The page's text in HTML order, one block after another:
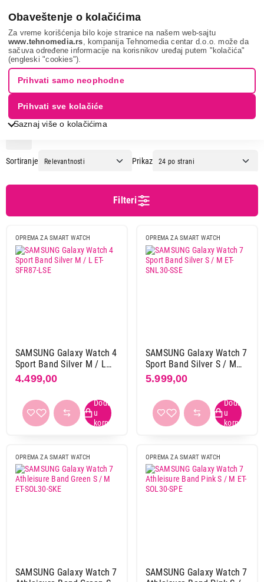
Obaveštenje o kolačićima
Za vreme korišćenja bilo koje stranice na našem web-sajtu
www.tehnomedia.rs , kompanija Tehnomedia centar d.o.o. može da
sačuva određene informacije na korisnikov uređaj putem "kolačića"
(engleski "cookies").
Saznaj više o kolačićima
Prihvati samo neophodne
Prihvati sve kolačiće
Mobilni telefoni i tableti Oprema za pametne satove
Narukvice
za pametne satove
Brend
Apple
Primeni filtere
NARUKVICE ZA PAMETNE SATOVE
Sortiranje Prikaz
Filteri
OPREMA ZA SMART WATCH
SAMSUNG Galaxy Watch 4
Sport Band Silver M / L
ET-SFR87-LSE
4.499,00
OPREMA ZA SMART WATCH
SAMSUNG Galaxy Watch 7
Sport Band Silver S / M
ET-SNL30-SSE
5.999,00
OPREMA ZA SMART WATCH
SAMSUNG Galaxy Watch 7
OPREMA ZA SMART WATCH
SAMSUNG Galaxy Watch 7